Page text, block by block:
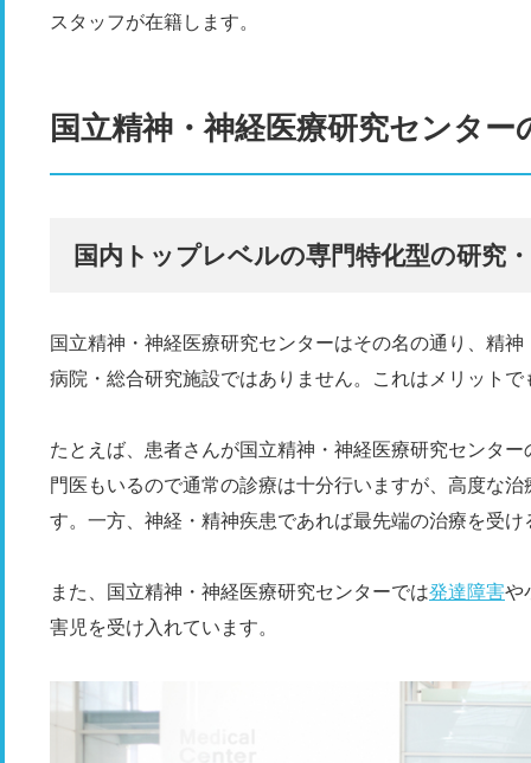
スタッフが在籍します。
国立精神・神経医療研究センター
国内トップレベルの専門特化型の研究
国立精神・神経医療研究センターはその名の通り、精
病院・総合研究施設ではありません。これはメリット
たとえば、患者さんが国立精神・神経医療研究センター
門医もいるので通常の診療は十分行いますが、高度な
す。一方、神経・精神疾患であれば最先端の治療を受け
また、国立精神・神経医療研究センターでは発達障害や
害児を受け入れています。